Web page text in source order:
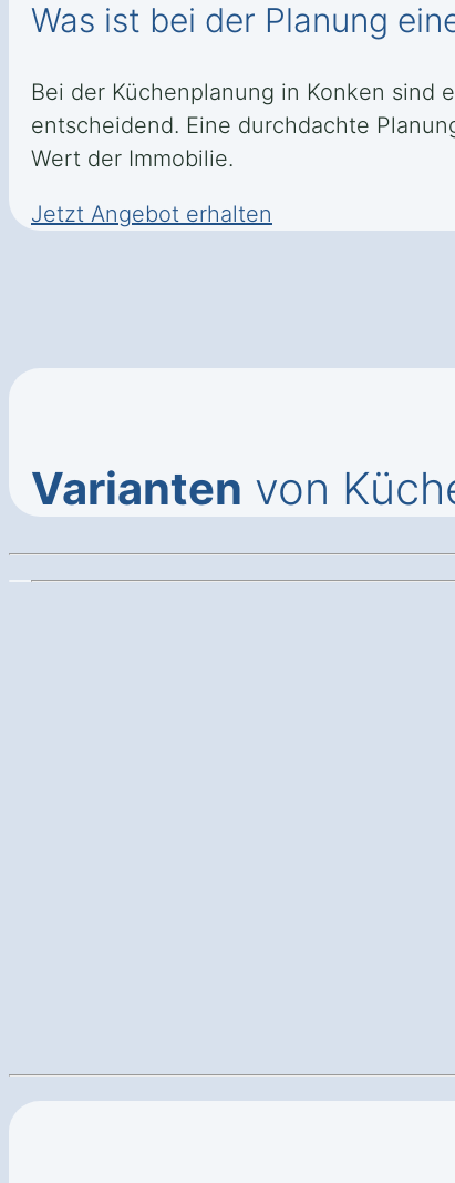
Was ist bei der Planung
Bei der Küchenplanung in Konken sind
entscheidend. Eine durchdachte
Wert der Immobilie.
Jetzt Angebot erhalten
Varianten von